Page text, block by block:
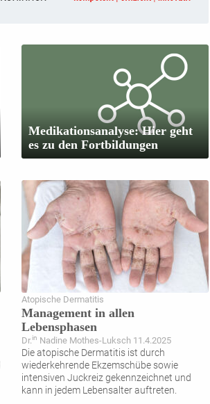
Medikationsanalyse: Hier geht
es zu den Fortbildungen
Atopische Dermatitis
Management in allen
Lebensphasen
Dr.in Nadine Mothes-Luksch 11.4.2025
Die atopische Dermatitis ist durch
wiederkehrende Ekzemschübe sowie
intensiven Juckreiz gekennzeichnet und
kann in jedem Lebensalter auftreten.